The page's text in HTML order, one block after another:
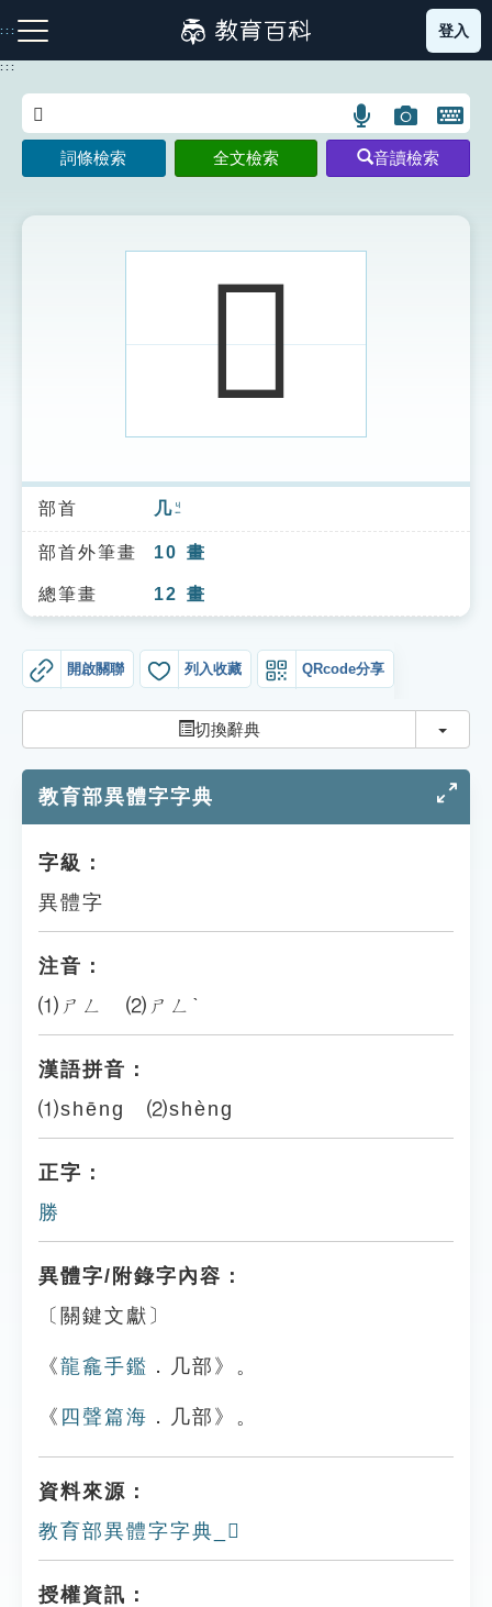
到
主
:::
注音索引圖示 筆畫索引圖示 部首索引表圖示
索引選單
知識索引
單字索引
貓頭鷹博士
登入
:::
語
言
搜
示
圖
片
搜
開
鍵
圖
詞條檢索 全文檢索 音讀檢索
𠙟
部首 几ㄐㄧ
部首外筆畫 10 畫
總筆畫 12 畫
開啟關聯 列入收藏 QRcode分享
切換辭典 切換
教育部異體字字典
字級：
異體字
注音：
⑴ㄕㄥ ⑵ㄕㄥˋ
漢語拼音：
⑴shēng ⑵shèng
正字：
勝
異體字/附錄字內容：
〔關鍵文獻〕
《龍龕手鑑 ．几部》。
《 四聲篇海 ．几部》。
資料來源：
教育部異體字字典_𠙟
授權資訊：